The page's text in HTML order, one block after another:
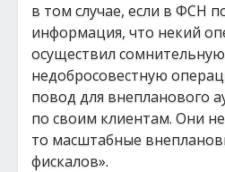
в том случае, если в ФСН
информация, что некий
осуществил
недобросовестную
повод для внепланового
по своим клиентам. Они
то масштабные
фискалов».